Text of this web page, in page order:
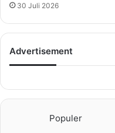
30 Juli 2026
Advertisement
Populer